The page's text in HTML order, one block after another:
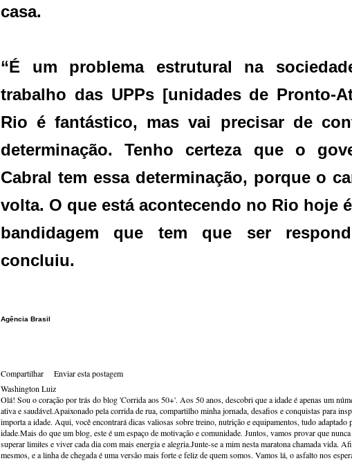
casa.
“É um problema estrutural na
trabalho das UPPs [unidades de Pronto-
Rio é fantástico, mas vai precisar de
determinação. Tenho certeza que o
Cabral tem essa determinação, porque o
volta. O que está acontecendo no Rio hoje
bandidagem que tem que ser
concluiu.
Agência Brasil
Compartilhar
Enviar esta postagem
Washington Luiz
Olá! Sou o coração por trás do blog 'Corrida aos 50+'. Aos 50 anos, descobri que a idade é apenas um
ativa e saudável.Apaixonado pela corrida de rua, compartilho minha jornada, desafios e conquistas para
importa a idade. Aqui, você encontrará dicas valiosas sobre treino, nutrição e equipamentos, tudo adaptado
idade.Mais do que um blog, este é um espaço de motivação e comunidade. Juntos, vamos provar que
superar limites e viver cada dia com mais energia e alegria.Junte-se a mim nesta maratona chamada vida.
mesmos, e a linha de chegada é uma versão mais forte e feliz de quem somos. Vamos lá, o asfalto nos